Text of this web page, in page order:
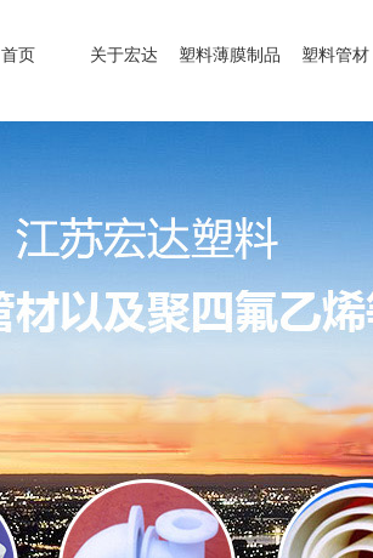
首页 关于宏达 塑料薄膜制品 塑料管材